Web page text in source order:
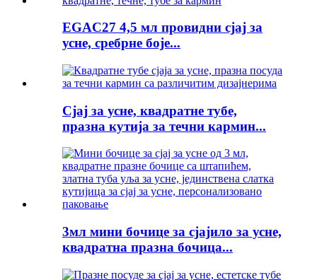
EGAC27 4,5 мл провидни сјај за
усне, сребрне боје...
Сјај за усне, квадратне тубе,
празна кутија за течни кармин...
3мл мини бочице за сјајило за усне,
квадратна празна бочица...